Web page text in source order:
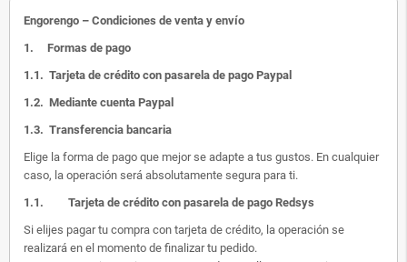
Engorengo – Condiciones de venta y envío
1. Formas de pago
1.1. Tarjeta de crédito con pasarela de pago Paypal
1.2. Mediante cuenta Paypal
1.3. Transferencia bancaria
Elige la forma de pago que mejor se adapte a tus gustos. En cualquier
caso, la operación será absolutamente segura para ti.
1.1. Tarjeta de crédito con pasarela de pago Redsys
Si elijes pagar tu compra con tarjeta de crédito, la operación se
realizará en el momento de finalizar tu pedido.